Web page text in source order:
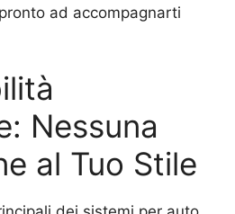
ad accompagnarti
Nessuna
al Tuo Stile